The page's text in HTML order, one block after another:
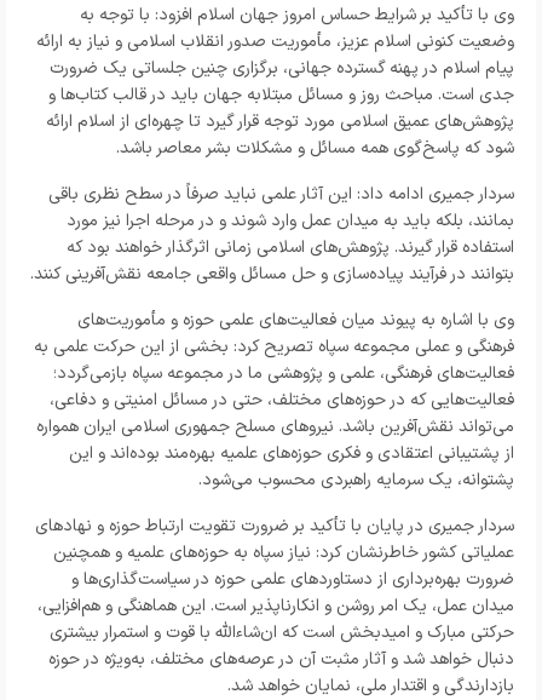
وی با تأکید بر شرایط حساس امروز جهان اسلام افزود: با توجه به
وضعیت کنونی اسلام عزیز، مأموریت صدور انقلاب اسلامی و نیاز به ارائه
پیام اسلام در پهنه گسترده جهانی، برگزاری چنین جلساتی یک ضرورت
جدی است. مباحث روز و مسائل مبتلابه جهان باید در قالب کتاب‌ها و
پژوهش‌های عمیق اسلامی مورد توجه قرار گیرد تا چهره‌ای از اسلام ارائه
شود که پاسخ‌گوی همه مسائل و مشکلات بشر معاصر باشد.
سردار جمیری ادامه داد: این آثار علمی نباید صرفاً در سطح نظری باقی
بمانند، بلکه باید به میدان عمل وارد شوند و در مرحله اجرا نیز مورد
استفاده قرار گیرند. پژوهش‌های اسلامی زمانی اثرگذار خواهند بود که
بتوانند در فرآیند پیاده‌سازی و حل مسائل واقعی جامعه نقش‌آفرینی کنند.
وی با اشاره به پیوند میان فعالیت‌های علمی حوزه و مأموریت‌های
فرهنگی و عملی مجموعه سپاه تصریح کرد: بخشی از این حرکت علمی به
فعالیت‌های فرهنگی، علمی و پژوهشی ما در مجموعه سپاه بازمی‌گردد؛
فعالیت‌هایی که در حوزه‌های مختلف، حتی در مسائل امنیتی و دفاعی،
می‌تواند نقش‌آفرین باشد. نیروهای مسلح جمهوری اسلامی ایران همواره
از پشتیبانی اعتقادی و فکری حوزه‌های علمیه بهره‌مند بوده‌اند و این
پشتوانه، یک سرمایه راهبردی محسوب می‌شود.
سردار جمیری در پایان با تأکید بر ضرورت تقویت ارتباط حوزه و نهادهای
عملیاتی کشور خاطرنشان کرد: نیاز سپاه به حوزه‌های علمیه و همچنین
ضرورت بهره‌برداری از دستاوردهای علمی حوزه در سیاست‌گذاری‌ها و
میدان عمل، یک امر روشن و انکارناپذیر است. این هماهنگی و هم‌افزایی،
حرکتی مبارک و امیدبخش است که ان‌شاءالله با قوت و استمرار بیشتری
دنبال خواهد شد و آثار مثبت آن در عرصه‌های مختلف، به‌ویژه در حوزه
بازدارندگی و اقتدار ملی، نمایان خواهد شد.